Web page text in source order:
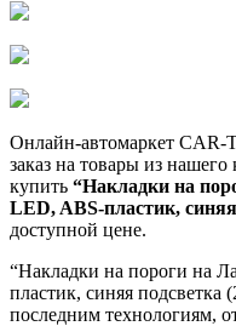
Онлайн-автомаркет CAR-
заказ на товары из
купить “Накладки на
LED, ABS-пластик,
доступной цене.
“Накладки на пороги на
пластик, синяя подсветка
последним технологиям,